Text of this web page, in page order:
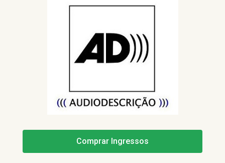
Comprar Ingressos